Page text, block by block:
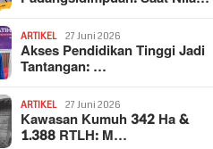
ARTIKEL 27 Juni 2026
Akses Pendidikan Tinggi Jadi
Tantangan: …
ARTIKEL 27 Juni 2026
Kawasan Kumuh 342 Ha &
1.388 RTLH: M…